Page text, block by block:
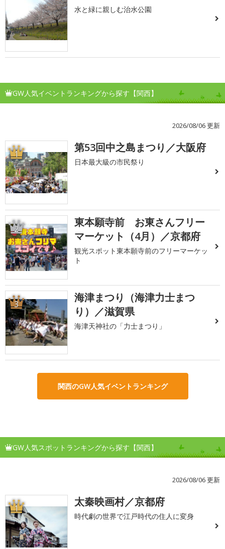
水と緑に親しむ治水公園
GW人気イベントランキングから探す【関西】
2026/08/06 更新
1 第53回中之島まつり／大阪府
日本最大級の市民祭り
2
東本願寺前 お東さんフリー
マーケット（4月）／京都府
観光スポット東本願寺前のフリーマーケッ
ト
3
海津まつり（海津力士まつ
り）／滋賀県
海津天神社の「力士まつり」
関西のGW人気イベントランキング
GW人気スポットランキングから探す【関西】
2026/08/06 更新
1 太秦映画村／京都府
時代劇の世界で江戸時代の住人に変身